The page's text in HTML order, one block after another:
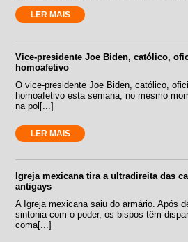
LER MAIS
Vice-presidente Joe Biden, católico,
homoafetivo
O vice-presidente Joe Biden, católico,
homoafetivo esta semana, no mesmo
na pol[...]
LER MAIS
Igreja mexicana tira a ultradireita das
antigays
A Igreja mexicana saiu do armário. Após
sintonia com o poder, os bispos têm
coma[...]